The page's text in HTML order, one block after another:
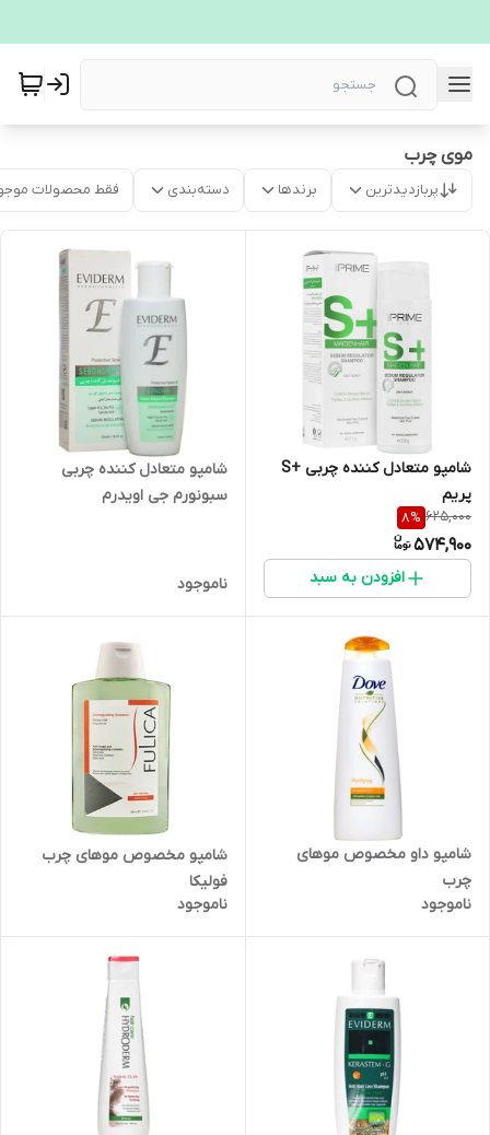
موی چرب
پربازدیدترین برندها دسته‌بندی فقط محصولات
شامپو متعادل کننده چربی +S
پریم
625,000
8%
574,900
افزودن به سبد
شامپو متعادل کننده چربی
سبونورم جی اویدرم
ناموجود
شامپو داو مخصوص موهای
چرب
ناموجود
شامپو مخصوص موهای چرب
فولیکا
ناموجود